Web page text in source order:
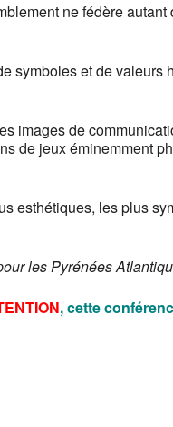
ne fédère
symboles et de valeurs
images de
de jeux éminemment
esthétiques, les plus
les Pyrénées
, cette